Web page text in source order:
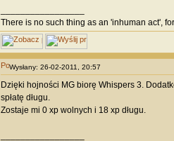
There is no such thing as an 'inhuman act',
Wysłany: 26-02-2011, 20:57
Dzięki hojności MG biorę Whispers 3.
spłatę długu.
Zostaje mi 0 xp wolnych i 18 xp długu.